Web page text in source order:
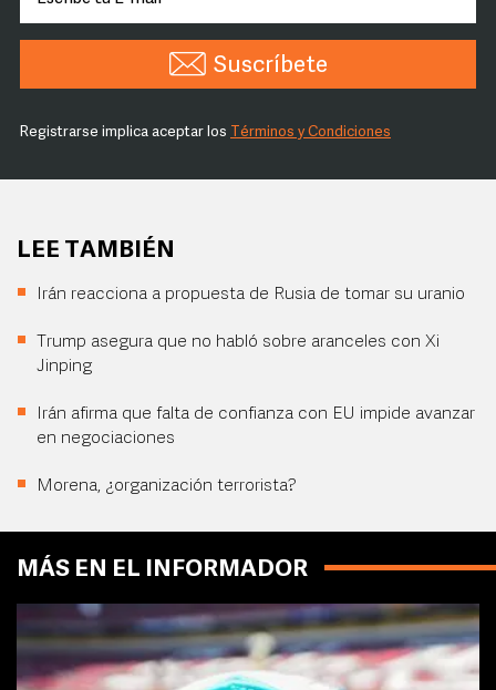
Suscríbete
Registrarse implica aceptar los Términos y Condiciones
LEE TAMBIÉN
Irán reacciona a propuesta de Rusia de tomar su uranio
Trump asegura que no habló sobre aranceles con Xi
Jinping
Irán afirma que falta de confianza con EU impide avanzar
en negociaciones
Morena, ¿organización terrorista?
MÁS EN EL INFORMADOR